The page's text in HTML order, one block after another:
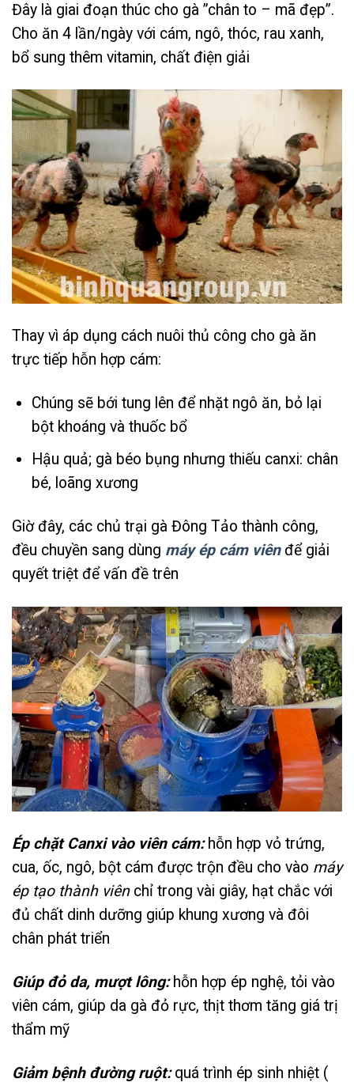
Đây là giai đoạn thúc cho gà ”chân to – mã đẹp”.
Cho ăn 4 lần/ngày với cám, ngô, thóc, rau xanh,
bổ sung thêm vitamin, chất điện giải
Thay vì áp dụng cách nuôi thủ công cho gà ăn
trực tiếp hỗn hợp cám:
Chúng sẽ bới tung lên để nhặt ngô ăn, bỏ lại
bột khoáng và thuốc bổ
Hậu quả; gà béo bụng nhưng thiếu canxi: chân
bé, loãng xương
Giờ đây, các chủ trại gà Đông Tảo thành công,
đều chuyền sang dùng máy ép cám viên để giải
quyết triệt để vấn đề trên
Ép chặt Canxi vào viên cám:hỗn hợp vỏ trứng,
cua, ốc, ngô, bột cám được trộn đều cho vào máy
ép tạo thành viên chỉ trong vài giây, hạt chắc với
đủ chất dinh dưỡng giúp khung xương và đôi
chân phát triển
Giúp đỏ da, mượt lông: hỗn hợp ép nghệ, tỏi vào
viên cám, giúp da gà đỏ rực, thịt thơm tăng giá trị
thẩm mỹ
Giảm bệnh đường ruột:quá trình ép sinh nhiệt (